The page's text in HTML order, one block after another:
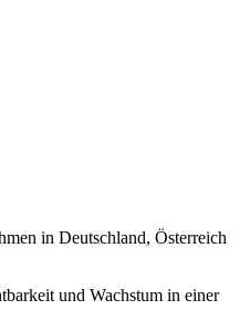
in Deutschland, Österreich
und Wachstum in einer